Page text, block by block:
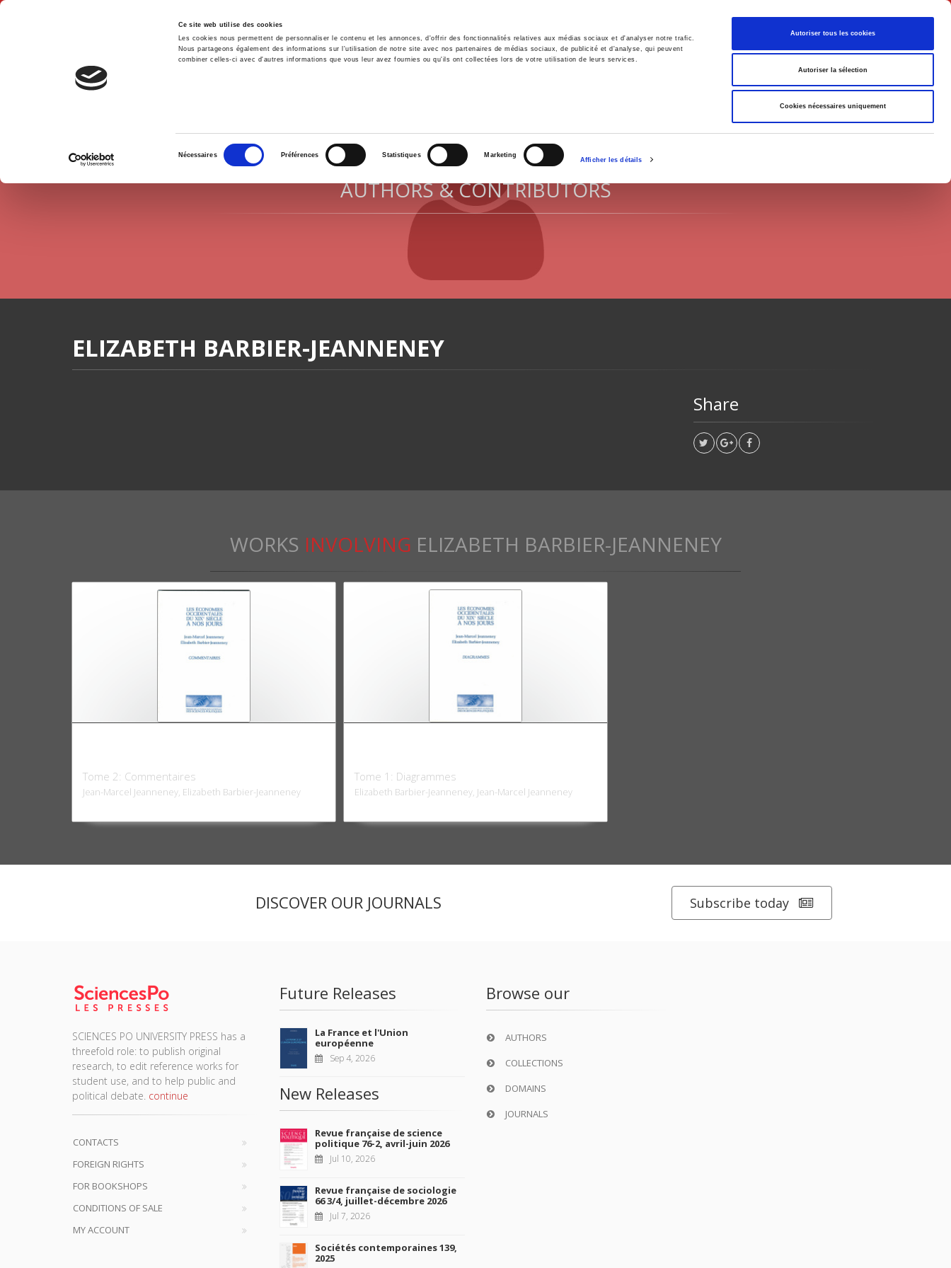
Ce site web utilise des cookies
Les cookies nous permettent de personnaliser le contenu et les annonces, d'offrir des fonctionnalités relatives aux médias sociaux et d'analyser notre trafic.
Nous partageons également des informations sur l'utilisation de notre site avec nos partenaires de médias sociaux, de publicité et d'analyse, qui peuvent
combiner celles-ci avec d'autres informations que vous leur avez fournies ou qu'ils ont collectées lors de votre utilisation de leurs services.
consentement
Nécessaires Préférences Statistiques Marketing
Afficher les détails
Autoriser tous les cookies
Autoriser la sélection
Cookies nécessaires uniquement
English
Home Environment History International Politics
AUTHORS & CONTRIBUTORS
ELIZABETH BARBIER-JEANNENEY
Share
WORKS INVOLVING ELIZABETH BARBIER-JEANNENEY
Tome 2: Commentaires
Jean-Marcel Jeanneney, Elizabeth Barbier-Jeanneney
Tome 1: Diagrammes
Elizabeth Barbier-Jeanneney, Jean-Marcel Jeanneney
DISCOVER OUR JOURNALS Subscribe today
SCIENCES PO UNIVERSITY PRESS has a
threefold role: to publish original
research, to edit reference works for
student use, and to help public and
political debate. continue
CONTACTS
FOREIGN RIGHTS
FOR BOOKSHOPS
CONDITIONS OF SALE
MY ACCOUNT
Future Releases
La France et l'Union
européenne
Sep 4, 2026
New Releases
Revue française de science
politique 76-2, avril-juin 2026
Jul 10, 2026
Revue française de sociologie
66 3/4, juillet-décembre 2026
Jul 7, 2026
Sociétés contemporaines 139,
2025
Browse our
AUTHORS
COLLECTIONS
DOMAINS
JOURNALS